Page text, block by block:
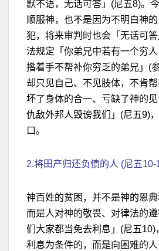
默不语，无话可答」(尼五8)。
顺服神，也不是因为不明白神
犯，将来审判时也会「无话可
法规定「你弟兄中若有一个穷人
揝着手不帮补你穷乏的弟兄」(
却只见自己、不见肢体，不肯
坏了身体的合一、亏缺了神的
仇敌外邦人毁谤我们」(尼五9)
口。
2.将田产归还负债的人 (尼五10-
神百姓的贫困，并不是神的恩典
而是人对神的敬畏、对律法的
们大家都当免去利息」(尼五10)
利息为条件的，而是向困难的